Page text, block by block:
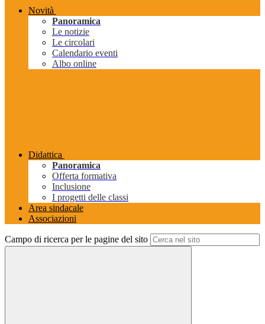
Novità
Panoramica
Le notizie
Le circolari
Calendario eventi
Albo online
Didattica
Panoramica
Offerta formativa
Inclusione
I progetti delle classi
Area sindacale
Associazioni
Campo di ricerca per le pagine del sito